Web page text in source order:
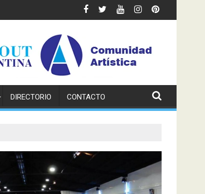
DIRECTORIO CONTACTO